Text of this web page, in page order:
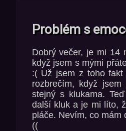
Problém s
Dobrý večer, je mi 14
když jsem s mými
:( Už jsem z toho
rozbrečím, když
stejný s klukama.
další kluk a je mi líto,
pláče. Nevím, co mám
((